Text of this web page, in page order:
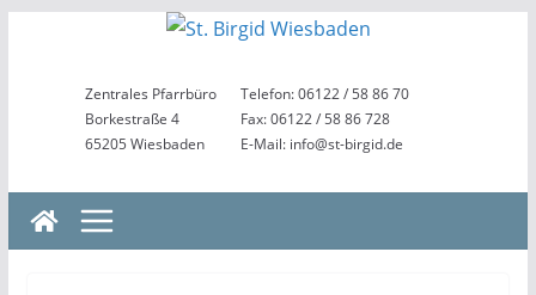
springenZentrales Pfarrbüro
Borkestraße 4
65205 Wiesbaden
Telefon: 06122 / 58 86 70
Fax: 06122 / 58 86 728
E-Mail: info@st-birgid.de